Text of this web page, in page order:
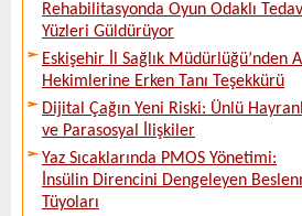
Rehabilitasyonda Oyun Odaklı
Yüzleri Güldürüyor
Eskişehir İl Sağlık Müdürlüğü’nden
Hekimlerine Erken Tanı Teşekkürü
Dijital Çağın Yeni Riski: Ünlü
ve Parasosyal İlişkiler
Yaz Sıcaklarında PMOS Yönetimi:
İnsülin Direncini Dengeleyen
Tüyoları